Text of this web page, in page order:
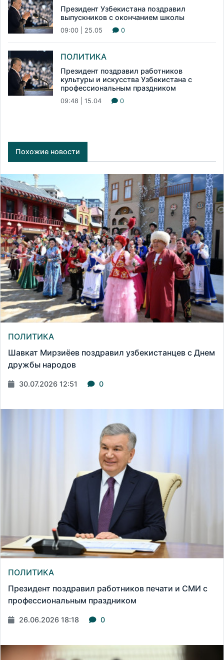
Президент Узбекистана поздравил
выпускников с окончанием школы
09:00 | 25.05 0
ПОЛИТИКА
Президент поздравил работников
культуры и искусства Узбекистана с
профессиональным праздником
09:48 | 15.04 0
Похожие новости
ПОЛИТИКА
Шавкат Мирзиёев поздравил узбекистанцев с Днем
дружбы народов
30.07.2026 12:51 0
ПОЛИТИКА
Президент поздравил работников печати и СМИ с
профессиональным праздником
26.06.2026 18:18 0